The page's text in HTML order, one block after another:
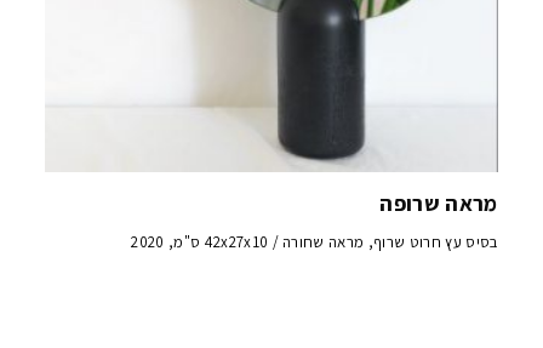
מראה שרופה
בסיס עץ חרוט שרוף, מראה שחורה / 42x27x10 ס"מ, 2020